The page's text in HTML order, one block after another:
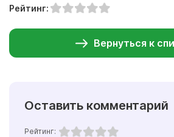
Рейтинг:
Вернуться к
Оставить комментарий
Рейтинг: